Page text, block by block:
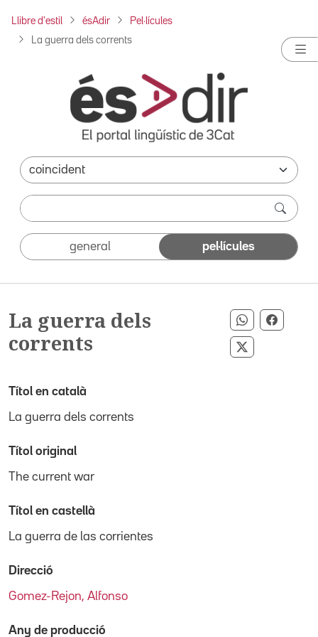
Llibre d'estil ésAdir Pel·lícules
La guerra dels corrents
general pel·lícules
La guerra dels
corrents
Compartir
Compartir
Títol en català
La guerra dels corrents
Títol original
The current war
Títol en castellà
La guerra de las corrientes
Direcció
Gomez-Rejon, Alfonso
Any de producció